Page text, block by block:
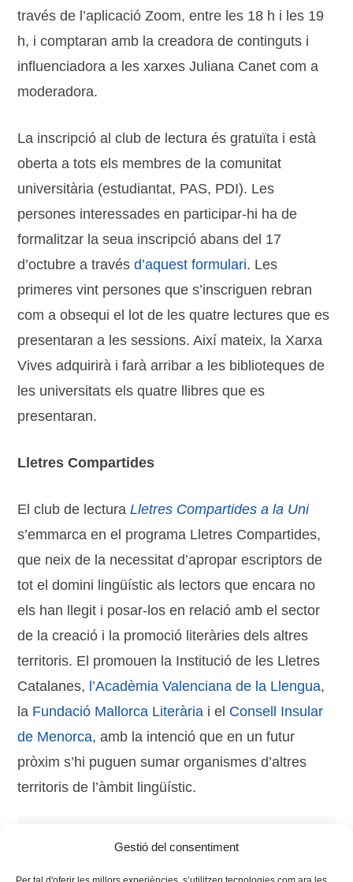
Gestió del consentiment
través de l’aplicació Zoom, entre les 18 h i les 19
h, i comptaran amb la creadora de continguts i
influenciadora a les xarxes Juliana Canet com a
moderadora.
La inscripció al club de lectura és gratuïta i està
oberta a tots els membres de la comunitat
universitària (estudiantat, PAS, PDI). Les
persones interessades en participar-hi ha de
formalitzar la seua inscripció abans del 17
d’octubre a travésd’aquest formulari. Les
primeres vint persones que s’inscriguen rebran
com a obsequi el lot de les quatre lectures que es
presentaran a les sessions. Així mateix, la Xarxa
Vives adquirirà i farà arribar a les biblioteques de
les universitats els quatre llibres que es
presentaran.
Lletres Compartides
El club de lecturaLletres Compartides a la Uni
s’emmarca en el programa Lletres Compartides,
que neix de la necessitat d’apropar escriptors de
tot el domini lingüístic als lectors que encara no
els han llegit i posar-los en relació amb el sector
de la creació i la promoció literàries dels altres
territoris. El promouen la Institució de les Lletres
Catalanes, l’Acadèmia Valenciana de la Llengua,
la Fundació Mallorca Literària i el Consell Insular
de Menorca, amb la intenció que en un futur
pròxim s’hi puguen sumar organismes d’altres
territoris de l’àmbit lingüístic.
notícies,xarxa vives